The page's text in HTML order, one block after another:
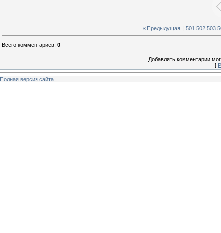
« Предыдущая| 501 502 503
Всего комментариев: 0
Добавлять комментарии
[
Полная версия сайта